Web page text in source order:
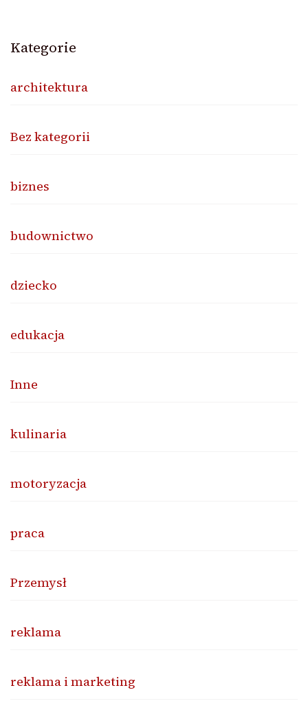
Kategorie
architektura
Bez kategorii
biznes
budownictwo
dziecko
edukacja
Inne
kulinaria
motoryzacja
praca
Przemysł
reklama
reklama i marketing